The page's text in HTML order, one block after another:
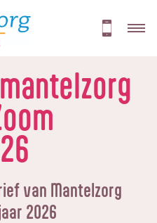
van Mantelzorg
2026